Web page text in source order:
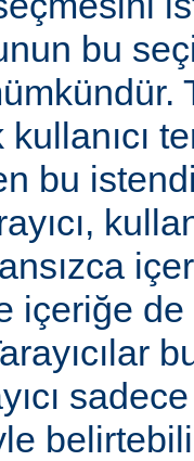
bu
kullanıcı
bu
içeriğe de